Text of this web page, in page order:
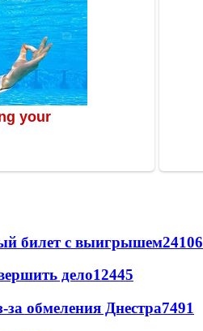
билет с выигрышем24106
дело12445
за обмеления Днестра7491